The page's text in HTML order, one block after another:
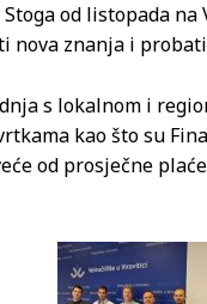
od listopada
znanja i
s lokalnom i
kao što su
od prosječne